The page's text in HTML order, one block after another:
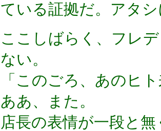
ている証拠だ。アタ
ここしばらく、フレ
ない。
「このごろ、あのヒ
ああ、また。
店長の表情が一段と